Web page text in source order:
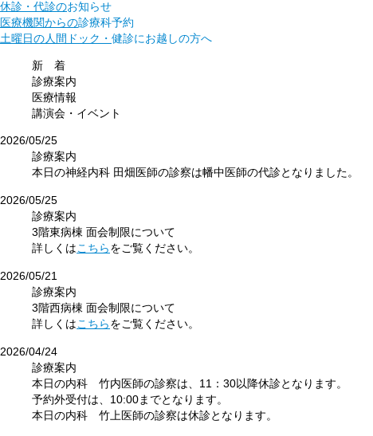
休診・代診のお知らせ
医療機関からの診療科予約
土曜日の人間ドック・ 健診にお越しの方へ
新 着
診療案内
医療情報
講演会・イベント
2026/05/25
診療案内
本日の神経内科 田畑医師の診察は幡中医師の代診となりました。
2026/05/25
診療案内
3階東病棟 面会制限について
詳しくはこちらをご覧ください。
2026/05/21
診療案内
3階西病棟 面会制限について
詳しくはこちらをご覧ください。
2026/04/24
診療案内
本日の内科 竹内医師の診察は、11：30以降休診となります。
予約外受付は、10:00までとなります。
本日の内科 竹上医師の診察は休診となります。